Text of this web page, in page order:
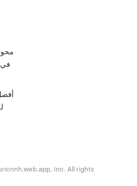
في
Inc. All rights